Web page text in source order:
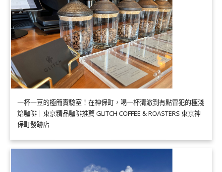
一杯一豆的極簡實驗室！在神保町，喝一杯清澈到有點冒犯的極淺
焙咖啡｜東京精品咖啡推薦 GLITCH COFFEE & ROASTERS 東京神
保町發跡店